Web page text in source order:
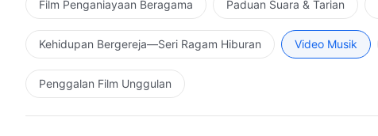
Film Penganiayaan Beragama Paduan Suara & Tarian
Kehidupan Bergereja—Seri Ragam Hiburan Video Musik
Penggalan Film Unggulan